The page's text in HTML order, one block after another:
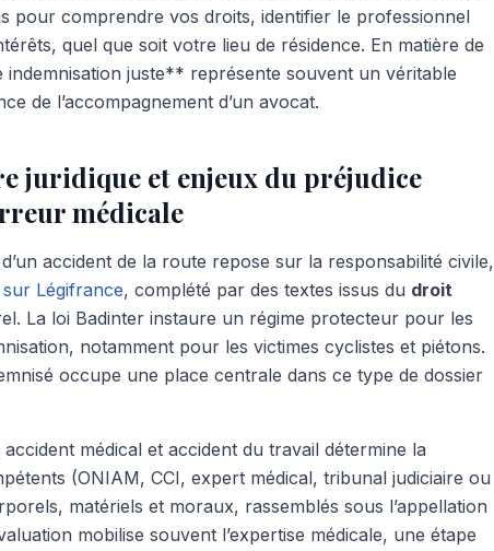
pour comprendre vos droits, identifier le professionnel
quel que soit votre lieu de résidence. En matière de
indemnisation juste** représente souvent un véritable
de l’accompagnement d’un avocat.
juridique et enjeux du préjudice
médicale
accident de la route repose sur la responsabilité civile,
Légifrance, complété par des textes issus du droit
La loi Badinter instaure un régime protecteur pour les
notamment pour les victimes cyclistes et piétons.
occupe une place centrale dans ce type de dossier
médical et accident du travail détermine la
(ONIAM, CCI, expert médical, tribunal judiciaire ou
matériels et moraux, rassemblés sous l’appellation
mobilise souvent l’expertise médicale, une étape